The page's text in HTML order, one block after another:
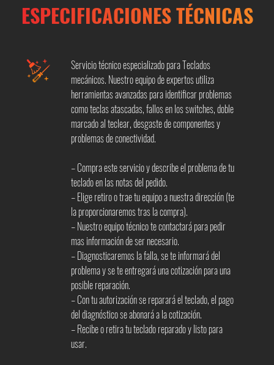
ESPECIFICACIONES TÉCNICAS
Servicio técnico especializado para Teclados
mecánicos. Nuestro equipo de expertos utiliza
herramientas avanzadas para identificar problemas
como teclas atascadas, fallos en los switches, doble
marcado al teclear, desgaste de componentes y
problemas de conectividad.
– Compra este servicio y describe el problema de tu
teclado en las notas del pedido.
– Elige retiro o trae tu equipo a nuestra dirección (te
la proporcionaremos tras la compra).
– Nuestro equipo técnico te contactará para pedir
mas información de ser necesario.
– Diagnosticaremos la falla, se te informará del
problema y se te entregará una cotización para una
posible reparación.
– Con tu autorización se reparará el teclado, el pago
del diagnóstico se abonará a la cotización.
– Recibe o retira tu teclado reparado y listo para
usar.